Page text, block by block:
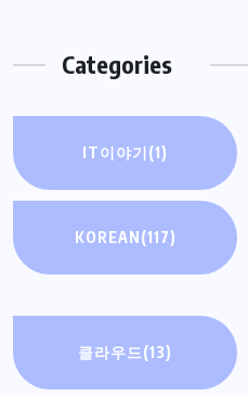
Categories
IT이야기(1)
KOREAN(117)
클라우드 (13)